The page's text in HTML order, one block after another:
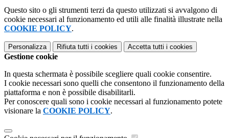
Questo sito o gli strumenti terzi da questo utilizzati si avvalgono di
cookie necessari al funzionamento ed utili alle finalità illustrate nella
COOKIE POLICY.
Personalizza Rifiuta tutti i cookies Accetta tutti i cookies
Gestione cookie
In questa schermata è possibile scegliere quali cookie consentire.
I cookie necessari sono quelli che consentono il funzionamento della
piattaforma e non è possibile disabilitarli.
Per conoscere quali sono i cookie necessari al funzionamento potete
visionare la COOKIE POLICY.